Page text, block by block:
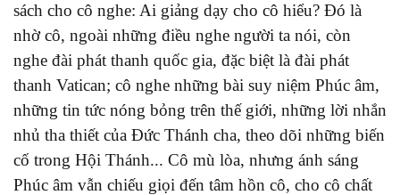
sách cho cô nghe: Ai giảng dạy cho cô hiểu? Đó là
nhờ cô, ngoài những điều nghe người ta nói, còn
nghe đài phát thanh quốc gia, đặc biệt là đài phát
thanh Vatican; cô nghe những bài suy niệm Phúc âm,
những tin tức nóng bỏng trên thế giới, những lời nhắn
nhủ tha thiết của Đức Thánh cha, theo dõi những biến
cố trong Hội Thánh... Cô mù lòa, nhưng ánh sáng
Phúc âm vẫn chiếu giọi đến tâm hồn cô, cho cô chất